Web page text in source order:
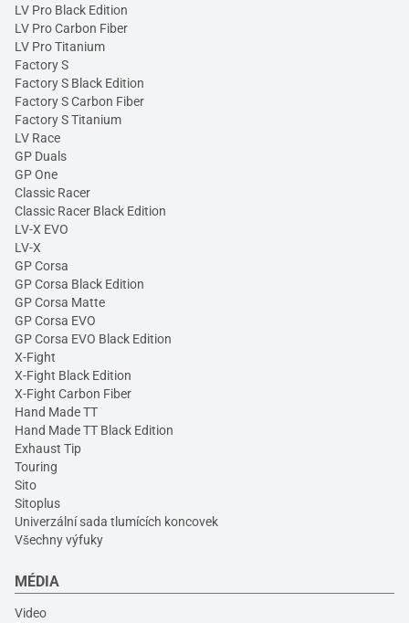
LV Pro Black Edition
LV Pro Carbon Fiber
LV Pro Titanium
Factory S
Factory S Black Edition
Factory S Carbon Fiber
Factory S Titanium
LV Race
GP Duals
GP One
Classic Racer
Classic Racer Black Edition
LV-X EVO
LV-X
GP Corsa
GP Corsa Black Edition
GP Corsa Matte
GP Corsa EVO
GP Corsa EVO Black Edition
X-Fight
X-Fight Black Edition
X-Fight Carbon Fiber
Hand Made TT
Hand Made TT Black Edition
Exhaust Tip
Touring
Sito
Sitoplus
Univerzální sada tlumících koncovek
Všechny výfuky
MÉDIA
Video